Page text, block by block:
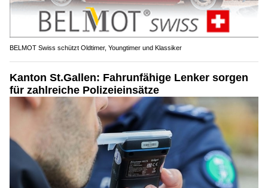
BELMOT Swiss schützt Oldtimer, Youngtimer und Klassiker
Kanton St.Gallen: Fahrunfähige Lenker sorgen
für zahlreiche Polizeieinsätze